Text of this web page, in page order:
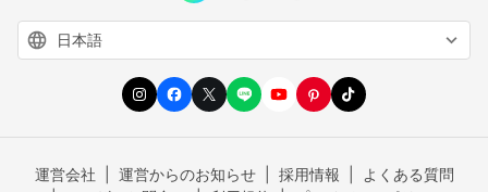
運営会社 運営からのお知らせ 採用情報
よくある質問